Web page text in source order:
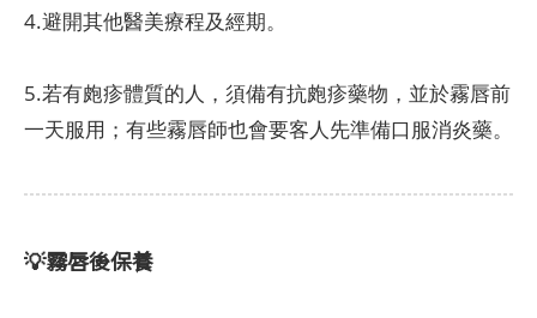
4.避開其他醫美療程及經期。
5.若有皰疹體質的人，須備有抗皰疹藥物，並於霧唇前
一天服用；有些霧唇師也會要客人先準備口服消炎藥。
💡霧唇後保養